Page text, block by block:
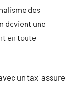
des
devient une
en toute
un taxi assure